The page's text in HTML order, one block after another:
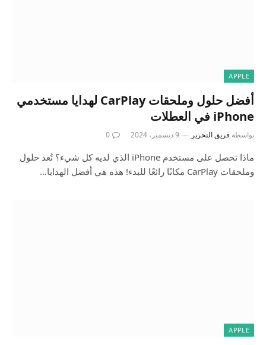
APPLE
أفضل حلول وملحقات CarPlay لهدايا مستخدمي
iPhone في العطلات
بواسطة فريق التحرير 9 ديسمبر، 2024 0
ماذا تحصل على مستخدم iPhone الذي لديه كل شيء؟ تُعد حلول
وملحقات CarPlay مكانًا رائعًا للبدء! هذه هي أفضل الهدايا…
APPLE